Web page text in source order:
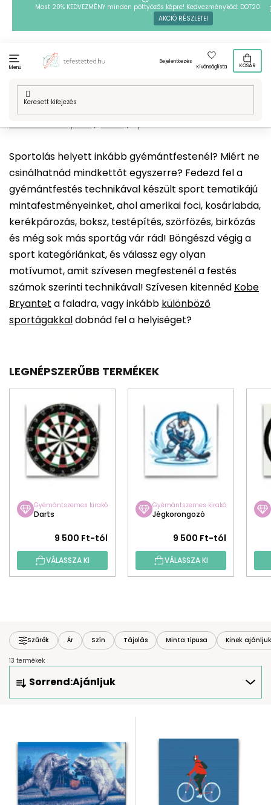
tartalomhoz
Most 20% KEDVEZMÉNY minden pöttyözős képre! Kedvezménykód: DOT20
AKCIÓ RÉSZLETEI
Menü
Bejelentkezés
Kívánságlista
KOSÁR
Sportolás helyett inkább gyémántfestenél? Miért ne
csinálhatnád mindkettőt egyszerre? Fedezd fel a
gyémántfestés technikával készült sport tematikájú
mintafestményeinket, ahol amerikai foci, kosárlabda,
kerékpározás, boksz, testépítés, szörfözés, birkózás
és még sok más sportág vár rád! Böngészd végig a
sport kategóriánkat, és válassz egy olyan
motívumot, amit szívesen megfestenél a festés
számok szerinti technikával! Szívesen kitennéd Kobe
Bryantet a faladra, vagy inkább különböző
sportágakkaldobnád fel a helyiséget?
LEGNÉPSZERŰBB TERMÉKEK
Gyémántszemes kirakó
Darts
9 500 Ft-tól
VÁLASSZA KI
Gyémántszemes kirakó
Jégkorongozó
9 500 Ft-tól
VÁLASSZA KI
Szűrők Ár Szín Tájolás Minta típusa Kinek ajánljuk
13 termékek
R
Sorrend:Ajánljuk
M